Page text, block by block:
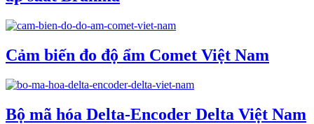
Cảm biến đo độ ẩm Comet Việt Nam
Bộ mã hóa Delta-Encoder Delta Việt Nam